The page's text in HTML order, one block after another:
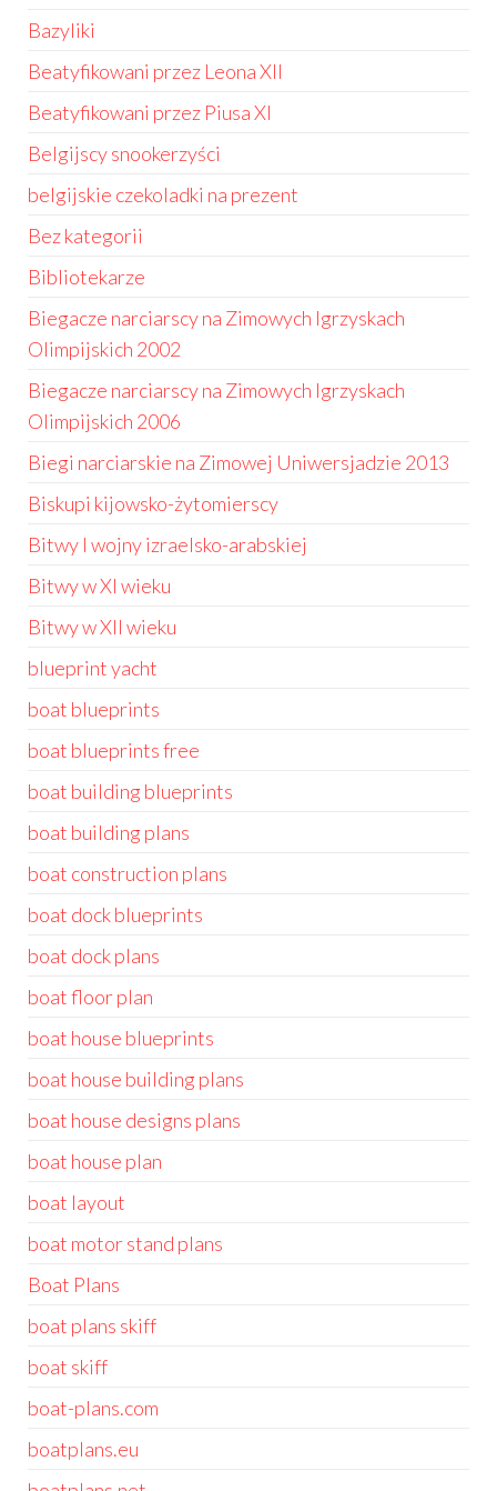
Bazyliki
Beatyfikowani przez Leona XII
Beatyfikowani przez Piusa XI
Belgijscy snookerzyści
belgijskie czekoladki na prezent
Bez kategorii
Bibliotekarze
Biegacze narciarscy na Zimowych Igrzyskach
Olimpijskich 2002
Biegacze narciarscy na Zimowych Igrzyskach
Olimpijskich 2006
Biegi narciarskie na Zimowej Uniwersjadzie 2013
Biskupi kijowsko-żytomierscy
Bitwy I wojny izraelsko-arabskiej
Bitwy w XI wieku
Bitwy w XII wieku
blueprint yacht
boat blueprints
boat blueprints free
boat building blueprints
boat building plans
boat construction plans
boat dock blueprints
boat dock plans
boat floor plan
boat house blueprints
boat house building plans
boat house designs plans
boat house plan
boat layout
boat motor stand plans
Boat Plans
boat plans skiff
boat skiff
boat-plans.com
boatplans.eu